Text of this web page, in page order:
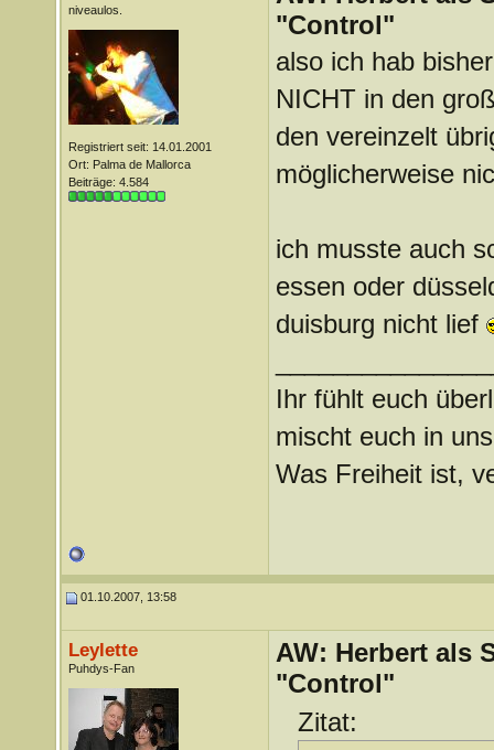
niveaulos.
Registriert seit: 14.01.2001
Ort: Palma de Mallorca
Beiträge: 4.584
"Control"
also ich hab
NICHT in den
den vereinzelt
möglicherweise
ich musste auch
essen oder
duisburg nicht lief
Ihr fühlt euch
mischt euch in
Was Freiheit ist,
01.10.2007, 13:58
Leylette
Puhdys-Fan
AW: Herbert als
"Control"
Zitat: